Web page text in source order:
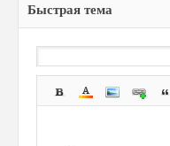
Быстрая тема